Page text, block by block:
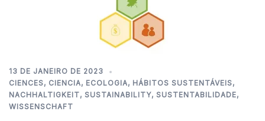
13 DE JANEIRO DE 2023
CIENCES, CIENCIA, ECOLOGIA, HÁBITOS SUSTENTÁVEIS,
NACHHALTIGKEIT, SUSTAINABILITY, SUSTENTABILIDADE,
WISSENSCHAFT